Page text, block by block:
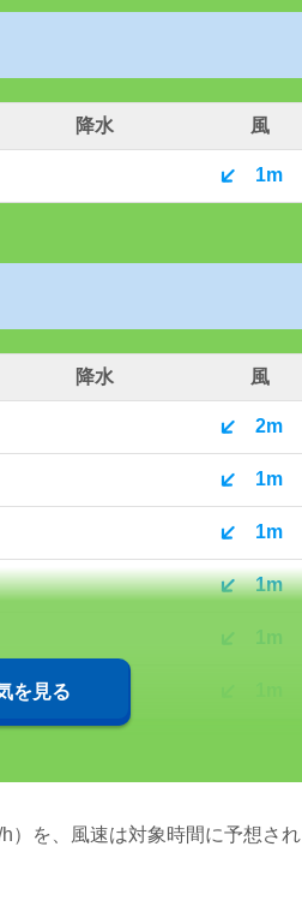
降水 風
1m
降水 風
2m
1m
1m
1m
1m
を見る
）を、風速は対象時間に予想され